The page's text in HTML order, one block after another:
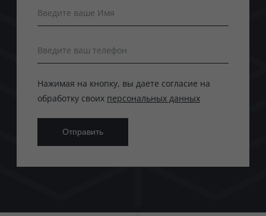
Введите ваше Имя
Введите ваш телефон
Нажимая на кнопку, вы даете согласие на
обработку своих персональных данных